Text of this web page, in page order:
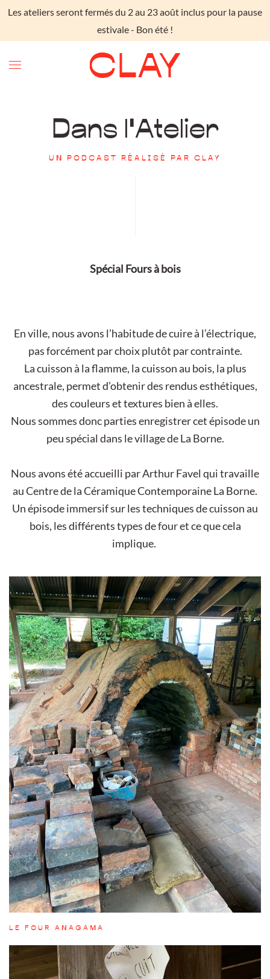
Les ateliers seront fermés du 2 au 23 août inclus pour la pause
estivale - Bon été !
Skip to main content
Dans l'Atelier
UN PODCAST RÉALISÉ PAR CLAY
Spécial Fours à bois
En ville, nous avons l’habitude de cuire à l’électrique,
pas forcément par choix plutôt par contrainte.
La cuisson à la flamme, la cuisson au bois, la plus
ancestrale, permet d’obtenir des rendus esthétiques,
des couleurs et textures bien à elles.
Nous sommes donc parties enregistrer cet épisode un
peu spécial dans le village de La Borne.
Nous avons été accueilli par Arthur Favel qui travaille
au Centre de la Céramique Contemporaine La Borne.
Un épisode immersif sur les techniques de cuisson au
bois, les différents types de four et ce que cela
implique.
LE FOUR ANAGAMA